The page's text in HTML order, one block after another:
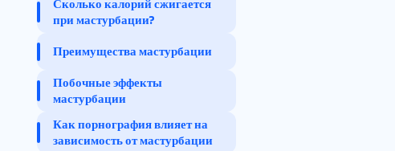
Сколько калорий сжигается
при мастурбации?
Преимущества мастурбации
Побочные эффекты
мастурбации
Как порнография влияет на
зависимость от мастурбации